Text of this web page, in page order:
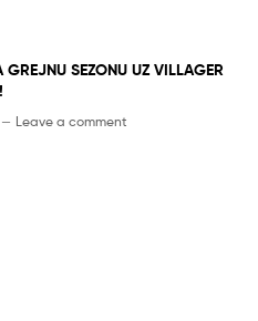
GREJNU SEZONU UZ VILLAGER
— Leave a comment